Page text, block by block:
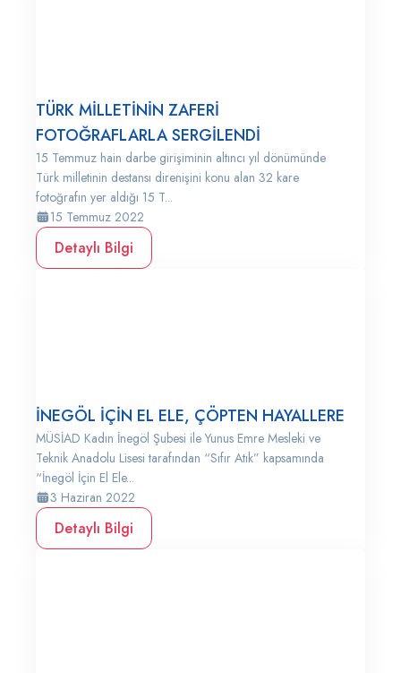
TÜRK MİLLETİNİN ZAFERİ
FOTOĞRAFLARLA SERGİLENDİ
15 Temmuz hain darbe girişiminin altıncı yıl dönümünde
Türk milletinin destansı direnişini konu alan 32 kare
fotoğrafın yer aldığı 15 T...
15 Temmuz 2022
Detaylı Bilgi
İNEGÖL İÇİN EL ELE, ÇÖPTEN HAYALLERE
MÜSİAD Kadın İnegöl Şubesi ile Yunus Emre Mesleki ve
Teknik Anadolu Lisesi tarafından “Sıfır Atık” kapsamında
“İnegöl İçin El Ele...
3 Haziran 2022
Detaylı Bilgi